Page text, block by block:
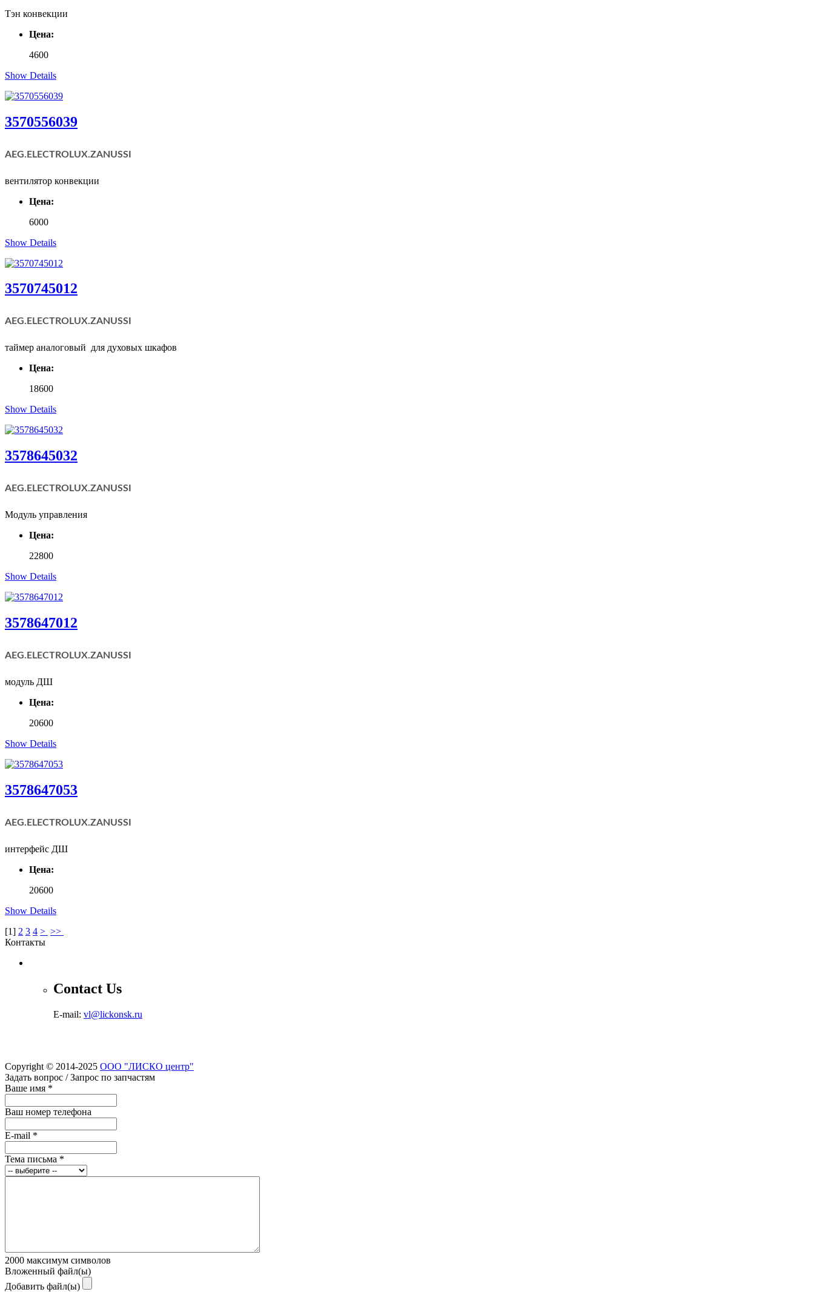
Тэн конвекции
Цена:
4600
Show Details
3570556039
AEG.ELECTROLUX.ZANUSSI
вентилятор конвекции
Цена:
6000
Show Details
3570745012
AEG.ELECTROLUX.ZANUSSI
таймер аналоговый для духовых шкафов
Цена:
18600
Show Details
3578645032
AEG.ELECTROLUX.ZANUSSI
Модуль управления
Цена:
22800
Show Details
3578647012
AEG.ELECTROLUX.ZANUSSI
модуль ДШ
Цена:
20600
Show Details
3578647053
AEG.ELECTROLUX.ZANUSSI
интерфейс ДШ
Цена:
20600
Show Details
[1] 2 3 4 > >>
Контакты
Contact Us
E-mail: vl@lickonsk.ru
Copyright © 2014-2025 ООО "ЛИСКО центр"
Задать вопрос / Запрос по запчастям
Ваше имя *
Ваш номер телефона
E-mail *
Тема письма *
2000 максимум символов
Вложенный файл(ы)
Добавить файл(ы)